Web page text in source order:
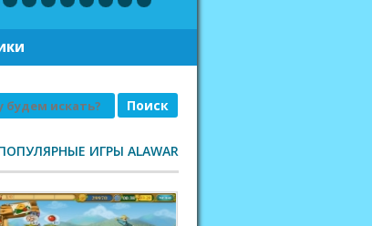
ИГРЫ ALAWAR